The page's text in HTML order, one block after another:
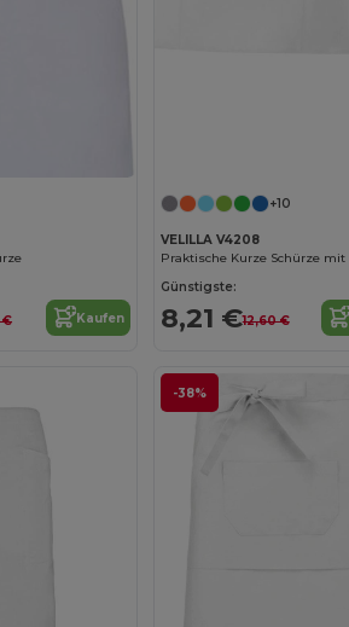
€ Kaufen
+10
VELILLA V4208
Günstigste:
8,21 €12,60 €
-38%